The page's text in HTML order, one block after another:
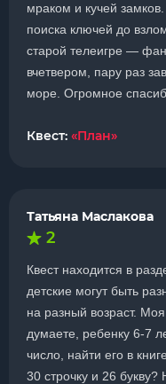
мраком и кучей
поиска ключей до
старой телеигре —
вчетвером, пару раз
море. Огромное
Квест: «План»
Татьяна Маслакова
2
Квест находится в
детские могут быть
на разный возраст.
думаете, ребенку 6-7
число, найти его в
30 строчку и 26